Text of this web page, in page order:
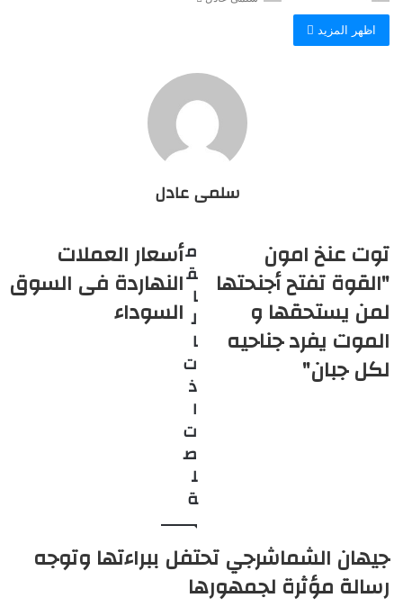
ل
اظهر المزيد
سلمى عادل
توت عنخ امون
"القوة تفتح أجنحتها
لمن يستحقها و
الموت يفرد جناحيه
لكل جبان"
أسعار العملات
النهاردة فى السوق
السوداء
م
ق
ا
ل
ا
ت
ذ
ا
ت
ص
ل
ة
جيهان الشماشرجي تحتفل ببراءتها وتوجه
رسالة مؤثرة لجمهورها